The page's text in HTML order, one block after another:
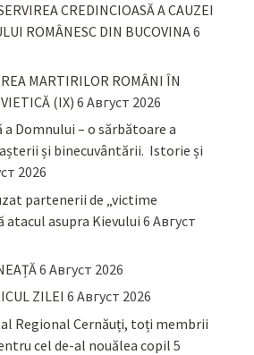
CREDINCIOASĂ A CAUZEI
ROMÂNESC DIN BUCOVINA6
MARTIRILOR ROMÂNI ÎN
(IX) 6 Август 2026
a Domnului – o sărbătoare a
și binecuvântării. Istorie și
2026
partenerii de „victime
asupra Kievului 6 Август
6 Август 2026
ZILEI 6 Август 2026
Regional Cernăuți, toți membrii
cel de-al nouălea copil 5